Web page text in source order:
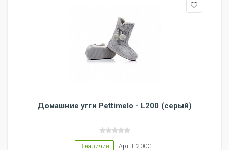
Домашние угги Pettimelo - L200 (серый)
В наличии Арт: L-200G